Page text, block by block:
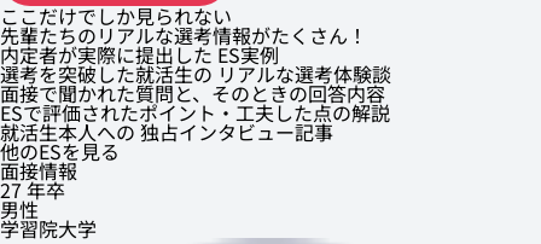
ここだけでしか見られない
先輩たちのリアルな選考情報がたくさん！
内定者が実際に提出した ES実例
選考を突破した就活生の リアルな選考体験談
面接で聞かれた質問と、そのときの回答内容
ESで評価されたポイント・工夫した点の解説
就活生本人への 独占インタビュー記事
他のESを見る
面接情報
27 年卒
男性
学習院大学